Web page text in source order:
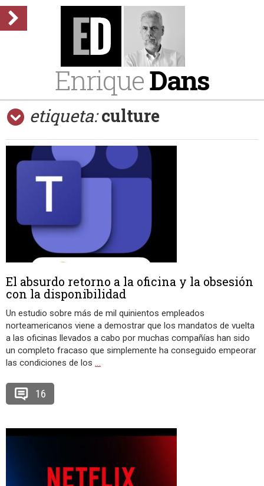
EnriqueDans
etiqueta: culture
El absurdo retorno a la oficina y la obsesión
con la disponibilidad
Un estudio sobre más de mil quinientos empleados
norteamericanos viene a demostrar que los mandatos de vuelta
a las oficinas llevados a cabo por muchas compañías han sido
un completo fracaso que simplemente ha conseguido empeorar
las condiciones de los …
16